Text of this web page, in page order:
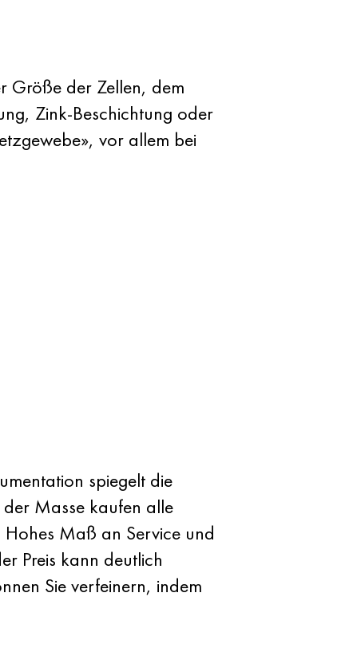
Größe der Zellen, dem
Zink-Beschichtung oder
vor allem bei
spiegelt die
Masse kaufen alle
Maß an Service und
Preis kann deutlich
Sie verfeinern, indem